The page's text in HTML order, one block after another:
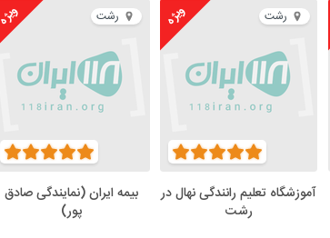
رشت ویژه
آموزشگاه تعلیم رانندگی نهال در
رشت
رشت ویژه
بیمه ایران (نمایندگی صادق
پور)